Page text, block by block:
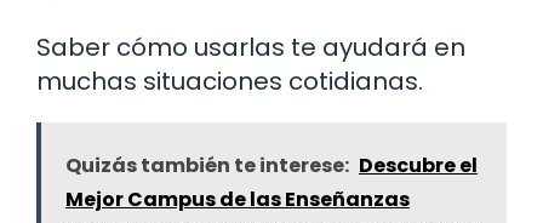
Saber cómo usarlas te ayudará en
muchas situaciones cotidianas.
Quizás también te interese: Descubre el
Mejor Campus de las Enseñanzas